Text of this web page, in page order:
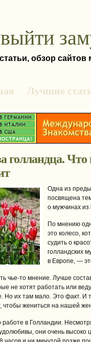
обзор
Лучшие
голландца.
Одна из
посвящена
о мужчинах из
По мнению
это колесо,
судить о
голландских
в Европе, —
чье-то мнение. Лучше
не хотят работать или
Но их там мало. Это факт. И
чтобы жениться на нашей
работе в Голландии.
они очень высоко